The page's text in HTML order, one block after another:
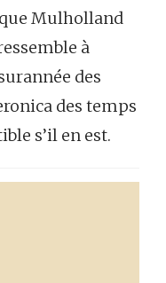
Mulholland
à
des
des temps
s’il en est.